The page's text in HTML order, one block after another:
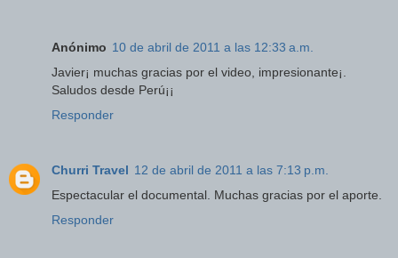
Anónimo 10 de abril de 2011 a las 12:33 a.m.
Javier¡ muchas gracias por el video, impresionante¡.
Saludos desde Perú¡¡
Responder
Churri Travel 12 de abril de 2011 a las 7:13 p.m.
Espectacular el documental. Muchas gracias por el aporte.
Responder